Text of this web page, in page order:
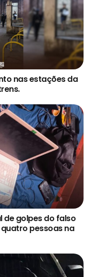
nas estações da
de golpes do falso
pessoas na